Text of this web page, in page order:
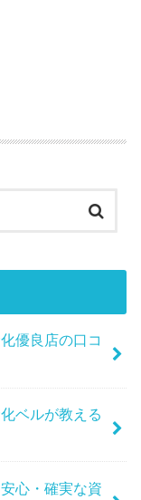
優良店の口コ
ベルが教える
心・確実な資